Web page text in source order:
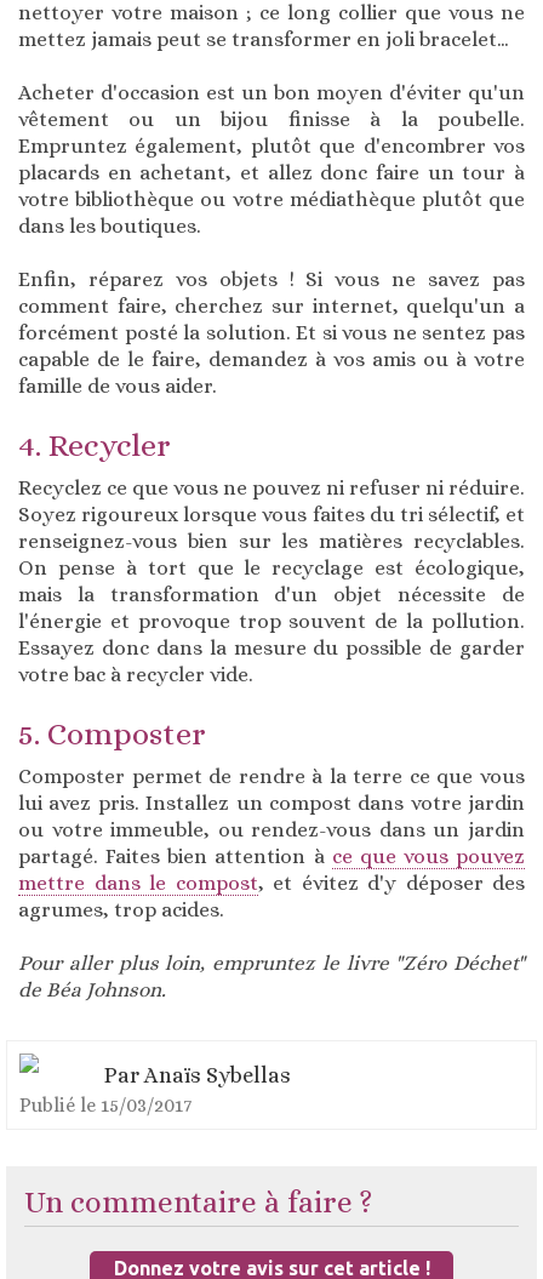
nettoyer votre maison ; ce long collier que vous ne
mettez jamais peut se transformer en joli bracelet…
Acheter d'occasion est un bon moyen d'éviter qu'un
vêtement ou un bijou finisse à la poubelle.
Empruntez également, plutôt que d'encombrer vos
placards en achetant, et allez donc faire un tour à
votre bibliothèque ou votre médiathèque plutôt que
dans les boutiques.
Enfin, réparez vos objets ! Si vous ne savez pas
comment faire, cherchez sur internet, quelqu'un a
forcément posté la solution. Et si vous ne sentez pas
capable de le faire, demandez à vos amis ou à votre
famille de vous aider.
4. Recycler
Recyclez ce que vous ne pouvez ni refuser ni réduire.
Soyez rigoureux lorsque vous faites du tri sélectif, et
renseignez-vous bien sur les matières recyclables.
On pense à tort que le recyclage est écologique,
mais la transformation d'un objet nécessite de
l'énergie et provoque trop souvent de la pollution.
Essayez donc dans la mesure du possible de garder
votre bac à recycler vide.
5. Composter
Composter permet de rendre à la terre ce que vous
lui avez pris. Installez un compost dans votre jardin
ou votre immeuble, ou rendez-vous dans un jardin
partagé. Faites bien attention à ce que vous pouvez
mettre dans le compost, et évitez d'y déposer des
agrumes, trop acides.
Pour aller plus loin, empruntez le livre "Zéro Déchet"
de Béa Johnson.
ParAnaïs Sybellas
Publié le 15/03/2017
Un commentaire à faire ?
Donnez votre avis sur cet article !